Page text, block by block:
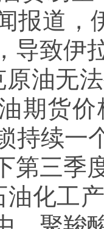
报道，
导致伊
原油无
期货
持续一
第三季
油化工